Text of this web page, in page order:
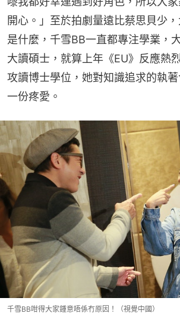
開心。」至於拍劇量遠比蔡思貝少
是什麼，千雪BB一直都專注學業，
大讀碩士，就算上年《EU》反應熱
攻讀博士學位，她對知識追求的執
一份疼愛。
千雪BB咁得大家鍾意唔係冇原因！（視覺中國）